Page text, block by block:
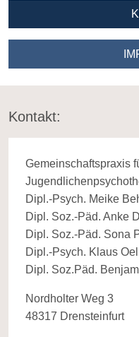
Kontakt:
Gemeinschaftspraxis
Dipl.-Psych. Meike
Dipl. Soz.-Päd. Anke
Dipl. Soz.-Päd. Sona
Dipl.-Psych. Klaus
Dipl. Soz.Päd.
Nordholter Weg 3
48317 Drensteinfurt